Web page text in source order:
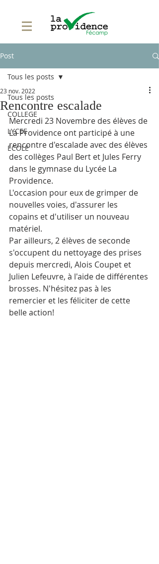
Post
Tous les posts
COLLEGE
LYCEE
ECOLE
Tous les posts
Rencontre escalade
23 nov. 2022
Mercredi 23 Novembre des élèves de
La Providence ont participé à une
rencontre d'escalade avec des élèves
des collèges Paul Bert et Jules Ferry
dans le gymnase du Lycée La
Providence.
L'occasion pour eux de grimper de
nouvelles voies, d'assurer les
copains et d'utiliser un nouveau
matériel.
Par ailleurs, 2 élèves de seconde
s'occupent du nettoyage des prises
depuis mercredi, Alois Coupet et
Julien Lefeuvre, à l'aide de différentes
brosses. N'hésitez pas à les
remercier et les féliciter de cette
belle action!